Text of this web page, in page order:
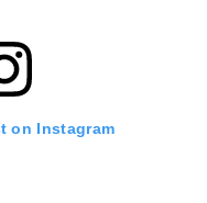
on Instagram